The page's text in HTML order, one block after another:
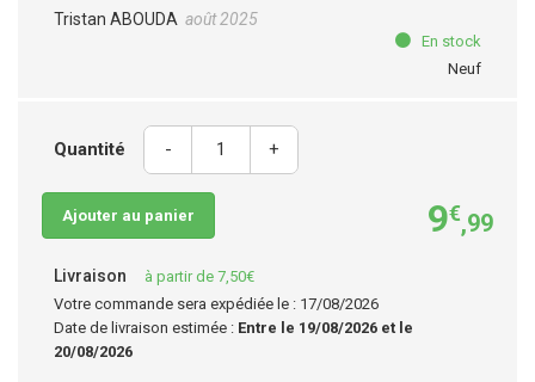
Tristan ABOUDA août 2025
En stock
Neuf
Quantité - +
Ajouter au panier 9€,99
Livraison
à partir de 7,50€
Votre commande sera expédiée le : 17/08/2026
Date de livraison estimée : Entre le 19/08/2026 et le
20/08/2026